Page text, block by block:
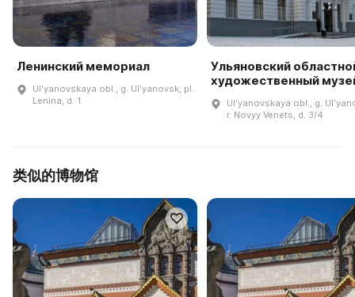
Ленинский мемориал
Ulʹyanovskaya obl., g. Ulʹyanovsk, pl.
Lenina, d. 1
Ульяновский
художественный
Ulʹyanovskaya obl., g.
r. Novyy Venets, d. 3/4
类似的博物馆